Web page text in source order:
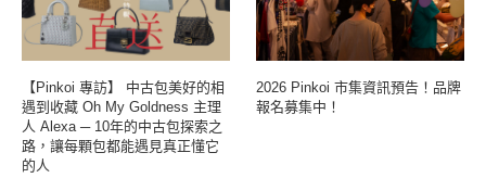
【Pinkoi 專訪】 中古包美好的相
遇到收藏 Oh My Goldness 主理
人 Alexa ─ 10年的中古包探索之
路，讓每顆包都能遇見真正懂它
的人
2026 Pinkoi 市集資訊預告！品牌
報名募集中！